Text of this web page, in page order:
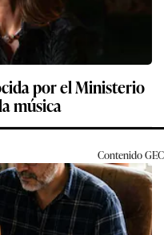
por el Ministerio
música
ContenidoGEC